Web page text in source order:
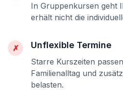
In Gruppenkursen geht
erhält nicht die
✗ Unflexible Termine
Starre Kurszeiten
Familienalltag und
belasten.